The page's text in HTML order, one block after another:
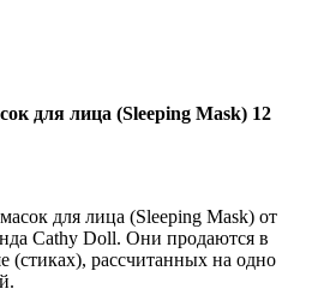
для лица (Sleeping Mask) 12
для лица (Sleeping Mask) от
Cathy Doll. Они продаются в
рассчитанных на одно